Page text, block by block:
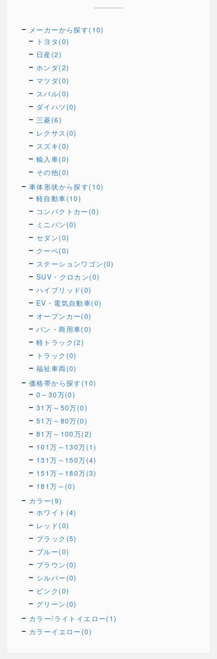
メーカーから探す(10)
トヨタ(0)
日産(2)
ホンダ(2)
マツダ(0)
スバル(0)
ダイハツ(0)
三菱(6)
レクサス(0)
スズキ(0)
輸入車(0)
その他(0)
車体形状から探す(10)
軽自動車(10)
コンパクトカー(0)
ミニバン(0)
セダン(0)
クーペ(0)
ステーションワゴン(0)
SUV・クロカン(0)
ハイブリッド(0)
EV・電気自動車(0)
オープンカー(0)
バン・商用車(0)
軽トラック(2)
トラック(0)
福祉車両(0)
価格帯から探す(10)
0～30万(0)
31万～50万(0)
51万～80万(0)
81万～100万(2)
101万～130万(1)
131万～150万(4)
151万～180万(3)
181万～(0)
カラー(9)
ホワイト(4)
レッド(0)
ブラック(5)
ブルー(0)
ブラウン(0)
シルバー(0)
ピンク(0)
グリーン(0)
カラー/ライトイエロー(1)
カラーイエロー(0)